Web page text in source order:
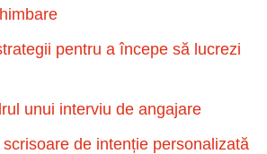
pentru a începe să lucrezi
unui interviu de angajare
de intenție personalizată